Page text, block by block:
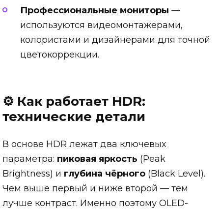
Профессиональные мониторы —
используются видеомонтажёрами,
колористами и дизайнерами для точной
цветокоррекции.
⚙️ Как работает HDR:
технические детали
В основе HDR лежат два ключевых
параметра: пиковая яркость (Peak
Brightness) и глубина чёрного (Black Level).
Чем выше первый и ниже второй — тем
лучше контраст. Именно поэтому OLED-